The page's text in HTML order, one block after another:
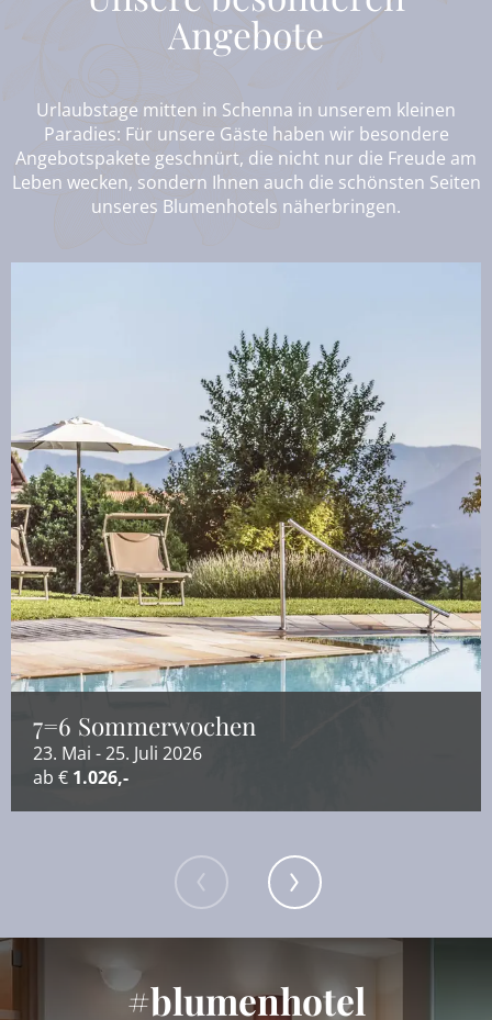
Angebote
Urlaubstage mitten in Schenna in unserem kleinen
Paradies: Für unsere Gäste haben wir besondere
Angebotspakete geschnürt, die nicht nur die Freude am
Leben wecken, sondern Ihnen auch die schönsten Seiten
unseres Blumenhotels näherbringen.
7=6 Sommerwochen
23. Mai - 25. Juli 2026
ab € 1.026,-
#blumenhotel